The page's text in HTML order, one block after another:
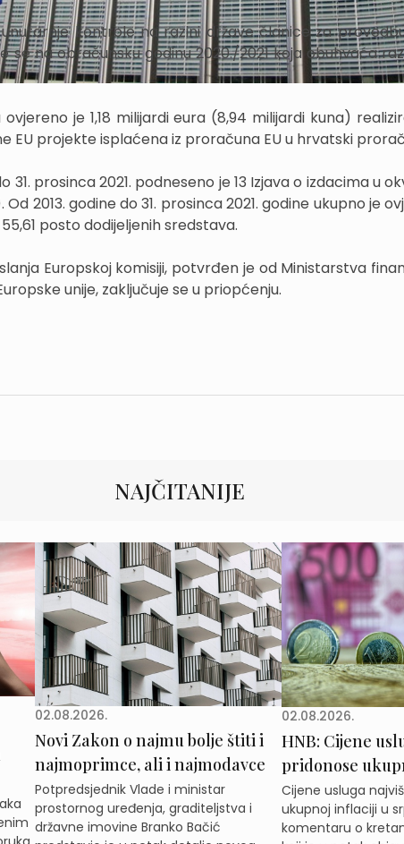
kontrole na razini države članice za
se na obračunsku godinu 2020./2021 koja obuhvaća
je 1,18 milijardi eura (8,94 milijardi kuna)
EU projekte isplaćena iz proračuna EU u hrvatski
31. prosinca 2021. podneseno je 13 Izjava o izdacima u
2013. godine do 31. prosinca 2021. godine ukupno je
posto dodijeljenih sredstava.
Europskoj komisiji, potvrđen je od Ministarstva
unije, zaključuje se u priopćenju.
NAJČITANIJE
02.08.2026.
Novi Zakon o najmu bolje štiti i
najmoprimce, ali i najmodavce
Potpredsjednik Vlade i ministar
prostornog uređenja, graditeljstva i
državne imovine Branko Bačić
02.08.2026.
HNB: Cijene
pridonose
Cijene usluga
ukupnoj inflaciji u
komentaru o